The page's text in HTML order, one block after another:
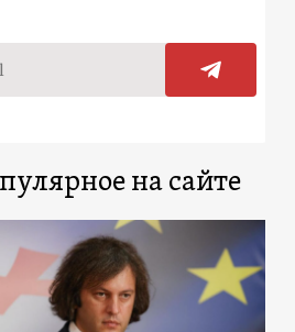
на сайте